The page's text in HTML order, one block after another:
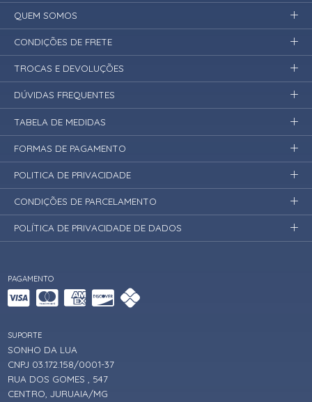
PAGAMENTO
SUPORTE
SONHO DA LUA
CNPJ 03.172.158/0001-37
RUA DOS GOMES , 547
CENTRO, JURUAIA/MG
QUEM SOMOS
CONDIÇÕES DE FRETE
TROCAS E DEVOLUÇÕES
DÚVIDAS FREQUENTES
TABELA DE MEDIDAS
FORMAS DE PAGAMENTO
POLITICA DE PRIVACIDADE
CONDIÇÕES DE PARCELAMENTO
POLÍTICA DE PRIVACIDADE DE DADOS